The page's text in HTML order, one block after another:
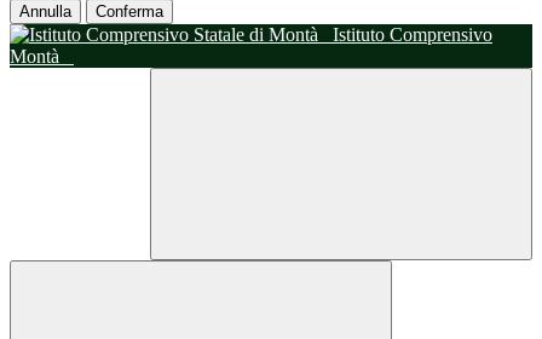
Annulla Conferma
Istituto Comprensivo
Montà